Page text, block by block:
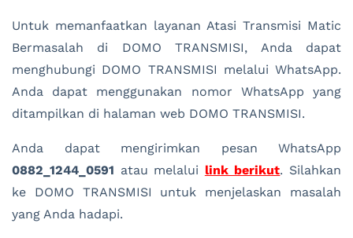
Untuk memanfaatkan layanan Atasi Transmisi Matic
Bermasalah di DOMO TRANSMISI, Anda dapat
menghubungi DOMO TRANSMISI melalui WhatsApp.
Anda dapat menggunakan nomor WhatsApp yang
ditampilkan di halaman web DOMO TRANSMISI.
Anda dapat mengirimkan pesan WhatsApp
0882_1244_0591 atau melalui link berikut. Silahkan
ke DOMO TRANSMISI untuk menjelaskan masalah
yang Anda hadapi.